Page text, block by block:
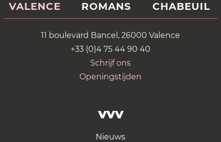
VALENCE ROMANS CHABEUIL
11 boulevard Bancel, 26000 Valence
+33 (0)4 75 44 90 40
Schrijf ons
Openingstijden
VVV
Nieuws